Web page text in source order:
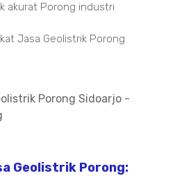
akurat Porong industri
Jasa Geolistrik Porong
Porong Sidoarjo -
Geolistrik Porong: